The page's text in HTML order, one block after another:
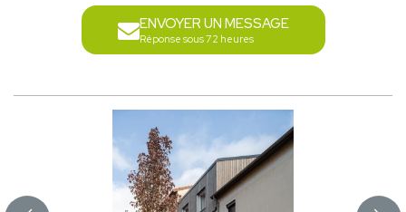
ENVOYER UN MESSAGE
Réponse sous 72 heures